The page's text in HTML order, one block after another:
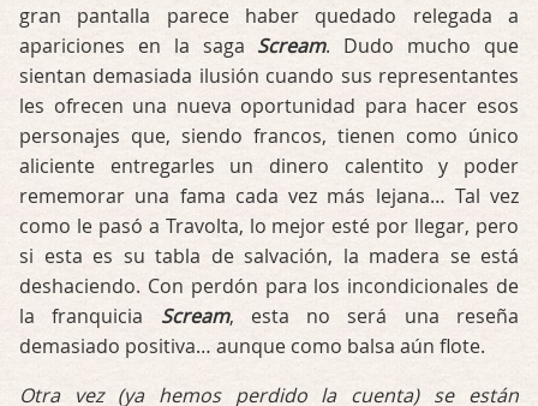
gran pantalla parece haber quedado relegada a
apariciones en la saga Scream. Dudo mucho que
sientan demasiada ilusión cuando sus representantes
les ofrecen una nueva oportunidad para hacer esos
personajes que, siendo francos, tienen como único
aliciente entregarles un dinero calentito y poder
rememorar una fama cada vez más lejana… Tal vez
como le pasó a Travolta, lo mejor esté por llegar, pero
si esta es su tabla de salvación, la madera se está
deshaciendo. Con perdón para los incondicionales de
la franquicia Scream, esta no será una reseña
demasiado positiva… aunque como balsa aún flote.
Otra vez (ya hemos perdido la cuenta) se están